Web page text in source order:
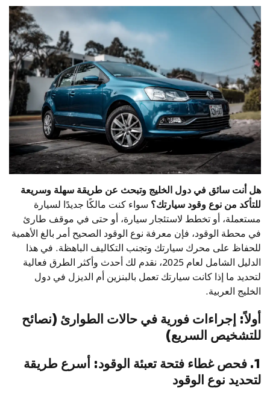
هل أنت سائق في دول الخليج وتبحث عن طريقة سهلة وسريعة
للتأكد من نوع وقود سيارتك؟ سواء كنت مالكًا جديدًا لسيارة
مستعملة، أو تخطط لاستئجار سيارة، أو حتى في موقف طارئ
في محطة الوقود، فإن معرفة نوع الوقود الصحيح أمر بالغ الأهمية
للحفاظ على محرك سيارتك وتجنب التكاليف الباهظة. في هذا
الدليل الشامل لعام 2025، نقدم لك أحدث وأكثر الطرق فعالية
لتحديد ما إذا كانت سيارتك تعمل بالبنزين أم الديزل في دول
الخليج العربية.
أولاً: إجراءات فورية في حالات الطوارئ (نصائح
للتشخيص السريع)
1. فحص غطاء فتحة تعبئة الوقود: أسرع طريقة
لتحديد نوع الوقود